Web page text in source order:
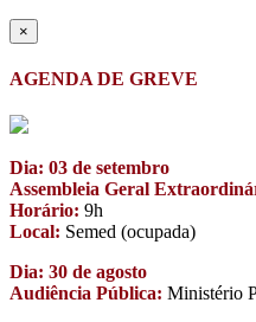
×
AGENDA DE GREVE
Dia: 03 de setembro
Assembleia Geral
Horário: 9h
Local: Semed (ocupada)
Dia: 30 de agosto
Audiência Pública: Ministério